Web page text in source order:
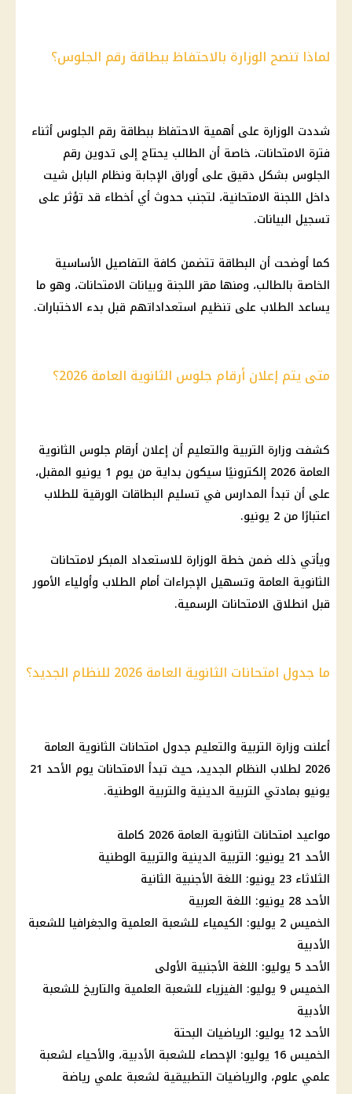
لماذا تنصح الوزارة بالاحتفاظ ببطاقة رقم الجلوس؟
شددت الوزارة على أهمية الاحتفاظ ببطاقة رقم الجلوس أثناء
فترة الامتحانات، خاصة أن الطالب يحتاج إلى تدوين رقم
الجلوس بشكل دقيق على أوراق الإجابة ونظام البابل شيت
داخل اللجنة الامتحانية، لتجنب حدوث أي أخطاء قد تؤثر على
تسجيل البيانات.
كما أوضحت أن البطاقة تتضمن كافة التفاصيل الأساسية
الخاصة بالطالب، ومنها مقر اللجنة وبيانات الامتحانات، وهو ما
يساعد الطلاب على تنظيم استعداداتهم قبل بدء الاختبارات.
متى يتم إعلان أرقام جلوس الثانوية العامة 2026؟
كشفت وزارة التربية والتعليم أن إعلان أرقام جلوس الثانوية
العامة 2026 إلكترونيًا سيكون بداية من يوم 1 يونيو المقبل،
على أن تبدأ المدارس في تسليم البطاقات الورقية للطلاب
اعتبارًا من 2 يونيو.
ويأتي ذلك ضمن خطة الوزارة للاستعداد المبكر لامتحانات
الثانوية العامة وتسهيل الإجراءات أمام الطلاب وأولياء الأمور
قبل انطلاق الامتحانات الرسمية.
ما جدول امتحانات الثانوية العامة 2026 للنظام الجديد؟
أعلنت وزارة التربية والتعليم جدول امتحانات الثانوية العامة
2026 لطلاب النظام الجديد، حيث تبدأ الامتحانات يوم الأحد 21
يونيو بمادتي التربية الدينية والتربية الوطنية.
مواعيد امتحانات الثانوية العامة 2026 كاملة
الأحد 21 يونيو: التربية الدينية والتربية الوطنية
الثلاثاء 23 يونيو: اللغة الأجنبية الثانية
الأحد 28 يونيو: اللغة العربية
الخميس 2 يوليو: الكيمياء للشعبة العلمية والجغرافيا للشعبة
الأدبية
الأحد 5 يوليو: اللغة الأجنبية الأولى
الخميس 9 يوليو: الفيزياء للشعبة العلمية والتاريخ للشعبة
الأدبية
الأحد 12 يوليو: الرياضيات البحتة
الخميس 16 يوليو: الإحصاء للشعبة الأدبية، والأحياء لشعبة
علمي علوم، والرياضيات التطبيقية لشعبة علمي رياضة